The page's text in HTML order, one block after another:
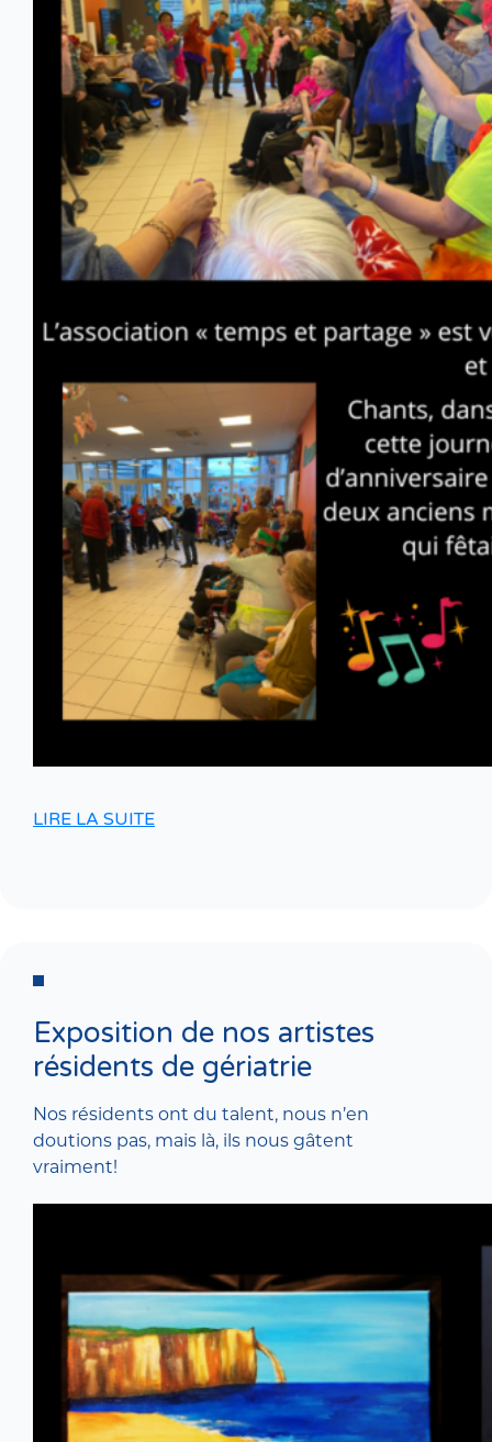
LIRE LA SUITE
Exposition de nos artistes
résidents de gériatrie
Nos résidents ont du talent, nous n’en
doutions pas, mais là, ils nous gâtent
vraiment!